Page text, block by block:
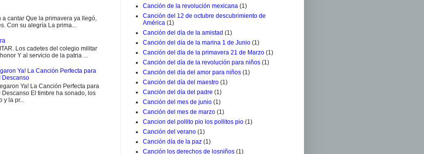
a cantar Que la primavera ya llegó,
Con su alegría La prima...
Los cadetes del colegio militar
Y al servicio de la patria ...
Ya! La Canción Perfecta para
Descanso
Ya! La Canción Perfecta para
El timbre ha sonado, los
la pr...
Canción de la revolución mexicana (1)
Canción del 12 de octubre descubrimiento de
América (1)
Canción del día de la amistad (1)
Canción del día de la marina 1 de Junio (1)
Canción del día de la primavera 21 de Marzo (1)
Canción del día de la revolución para niños (1)
Canción del día del amor para niños (1)
Canción del día del maestro (1)
Canción del día del padre (1)
Canción del mes de junio (1)
Canción del mes de marzo (1)
Cancion del pollito pio los pollitos pio (1)
Canción del verano (1)
Canción día de la paz (1)
Canción los derechos de losniños (1)